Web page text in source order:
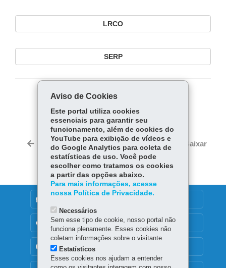
LRCO
SERP
COMPARTILHE:
ce
bo
ok
Tw
itt
er
ha
ts
Ap
p
Voltar Início Imprimir Baixar
OUVIDORIA
TRANSPARÊNCIA INSTITUCIONAL
Aviso de Cookies
Este portal utiliza cookies
essenciais para garantir seu
funcionamento, além de cookies do
YouTube para exibição de vídeos e
do Google Analytics para coleta de
estatísticas de uso. Você pode
escolher como tratamos os cookies
a partir das opções abaixo.
Para mais informações, acesse
nossa Política de Privacidade.
Necessários
Sem esse tipo de cookie, nosso portal não
funciona plenamente. Esses cookies não
coletam informações sobre o visitante.
Estatísticos
Esses cookies nos ajudam a entender